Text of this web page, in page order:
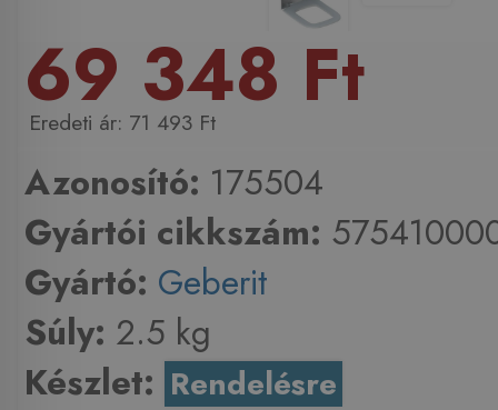
69 348 Ft
71 493 Ft
Azonosító: 175504
Gyártói cikkszám:
Gyártó: Geberit
Súly: 2.5 kg
Készlet: Rendelésre